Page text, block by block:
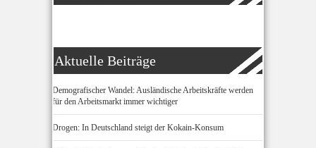
Aktuelle Beiträge
Demografischer Wandel: Ausländische Arbeitskräfte werden
für den Arbeitsmarkt immer wichtiger
Drogen: In Deutschland steigt der Kokain-Konsum